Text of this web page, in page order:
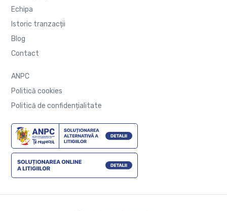
Echipa
Istoric tranzacții
Blog
Contact
ANPC
Politică cookies
Politică de confidențialitate